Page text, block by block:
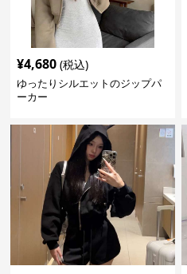
¥4,680 (税込)
ゆったりシルエットのジップパ
ーカー